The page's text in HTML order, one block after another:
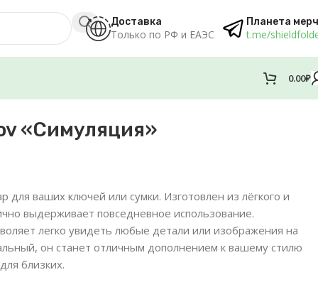
Доставка
Только по РФ и ЕАЭС
Планета
t.me/
0.00₽
«Симуляция»
для ваших ключей или сумки. Изготовлен из лёгкого и
выдерживает повседневное использование.
легко увидеть любые детали или изображения на
он станет отличным дополнением к вашему стилю
близких.